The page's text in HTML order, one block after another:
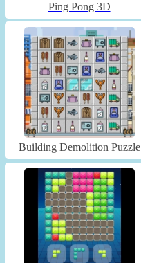
Ping Pong 3D
Building Demolition Puzzle